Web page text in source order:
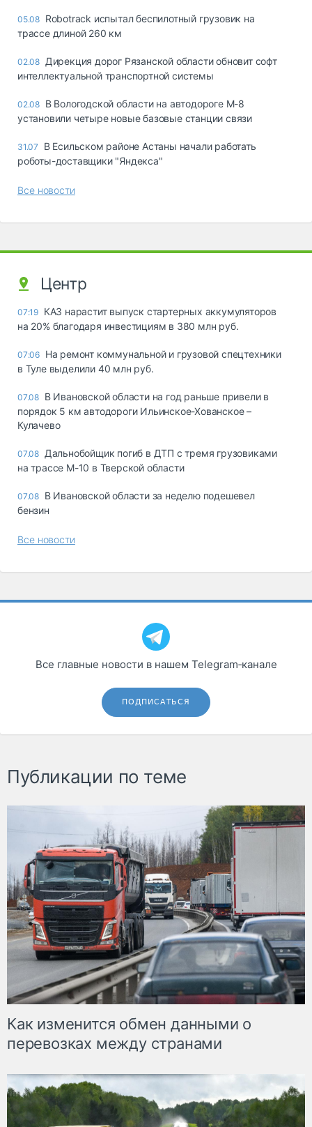
05.08 Robotrack испытал беспилотный грузовик на
трассе длиной 260 км
02.08 Дирекция дорог Рязанской области обновит софт
интеллектуальной транспортной системы
02.08 В Вологодской области на автодороге М-8
установили четыре новые базовые станции связи
31.07
В Есильском районе Астаны начали работать
роботы-доставщики "Яндекса"
Все новости
Центр
07:19 КАЗ нарастит выпуск стартерных аккумуляторов
на 20% благодаря инвестициям в 380 млн руб.
07:06 На ремонт коммунальной и грузовой спецтехники
в Туле выделили 40 млн руб.
07.08 В Ивановской области на год раньше привели в
порядок 5 км автодороги Ильинское-Хованское –
Кулачево
07.08 Дальнобойщик погиб в ДТП с тремя грузовиками
на трассе М-10 в Тверской области
07.08 В Ивановской области за неделю подешевел
бензин
Все новости
Все главные новости в нашем Telegram‑канале
ПОДПИСАТЬСЯ
Публикации по теме
Как изменится обмен данными о
перевозках между странами